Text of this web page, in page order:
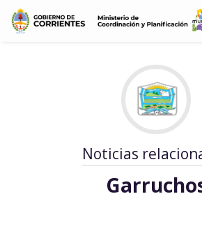
Noticias